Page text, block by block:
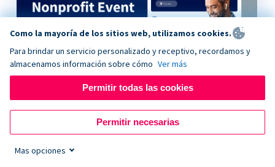
How to Create a Nonprofit Event on Donorbox
Como la mayoría de los sitios web, utilizamos cookies.
Para brindar un servicio personalizado y receptivo, recordamos y
almacenamos información sobre cómo Ver más
Permitir todas las cookies
Permitir necesarias
Mas opciones